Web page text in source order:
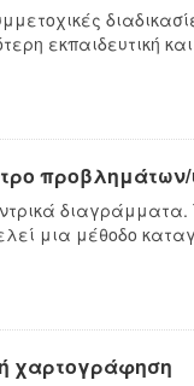
εκπαιδευτική
μια μέθοδο
χαρτογράφηση